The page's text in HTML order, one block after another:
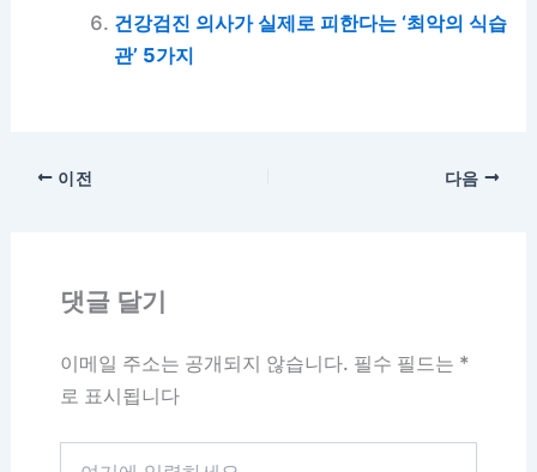
건강검진 의사가 실제로 피한다는 ‘최악의 식습
관’ 5가지
이전 다음
댓글 달기
이메일 주소는 공개되지 않습니다. 필수 필드는 *
로 표시됩니다